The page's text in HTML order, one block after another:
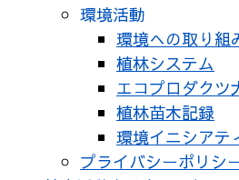
環境活動
環境への取り組
植林システム
エコプロダクツ
植林苗木記録
環境イニシアテ
プライバシーポリシ